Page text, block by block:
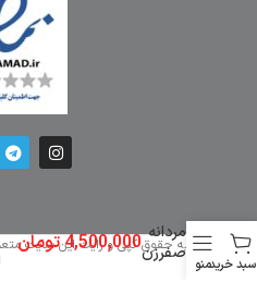
کلیه حقوق کپی و رایت این سایت
سبد خریدمنو
مردانه
صفرزن4,500,000تومان